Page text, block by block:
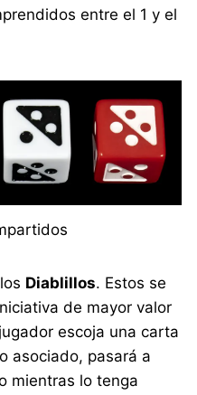
entre el 1 y el
Diablillos. Estos se
de mayor valor
escoja una carta
asociado, pasará a
mientras lo tenga